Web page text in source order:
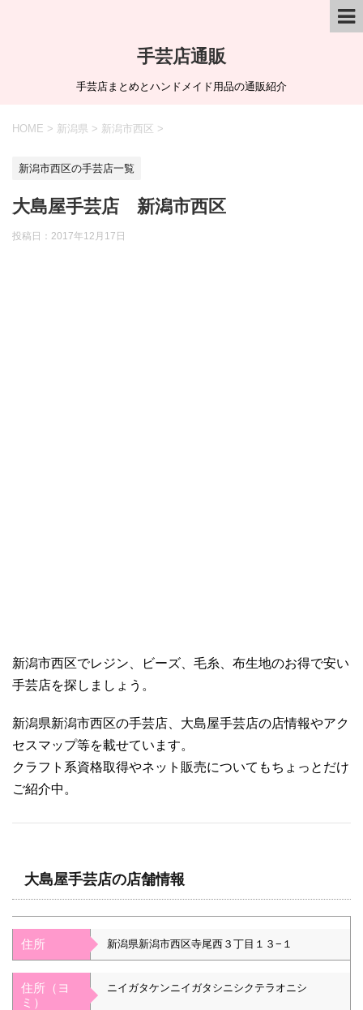
手芸店通販
手芸店まとめとハンドメイド用品の通販紹介
HOME > 新潟県 > 新潟市西区 >
新潟市西区の手芸店一覧
大島屋手芸店 新潟市西区
投稿日： 2017年12月17日
新潟市西区でレジン、ビーズ、毛糸、布生地のお得で安い
手芸店を探しましょう。
新潟県新潟市西区の手芸店、大島屋手芸店の店情報やアク
セスマップ等を載せています。
クラフト系資格取得やネット販売についてもちょっとだけ
ご紹介中。
大島屋手芸店の店舗情報
住所 新潟県新潟市西区寺尾西３丁目１３−１
住所（ヨ
ミ）
ニイガタケンニイガタシニシクテラオニシ